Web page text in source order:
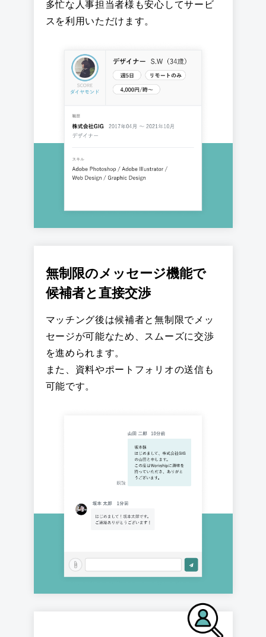
多忙な人事担当者様も安心してサービ
スを利用いただけます。
無制限のメッセージ機能で
候補者と直接交渉
マッチング後は候補者と無制限でメッ
セージが可能なため、スムーズに交渉
を進められます。
また、資料やポートフォリオの送信も
可能です。